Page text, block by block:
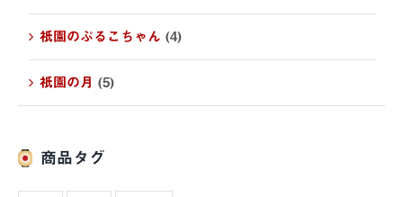
祇園のぷるこちゃん (4)
祇園の月 (5)
商品タグ